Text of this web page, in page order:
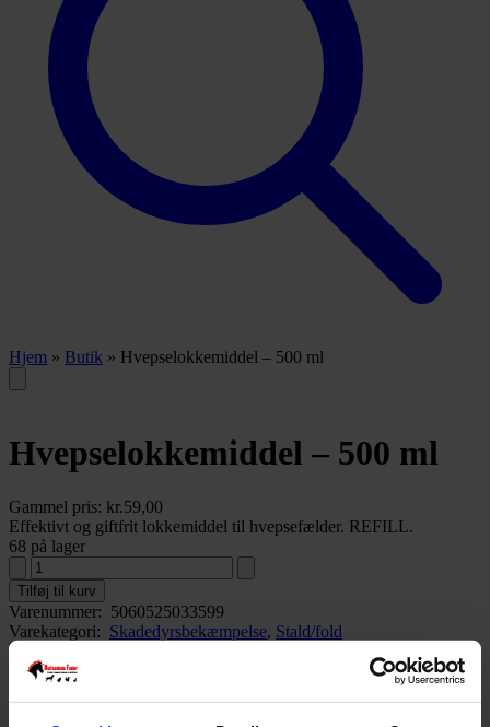
Hjem » Butik » Hvepselokkemiddel – 500 ml
Hvepselokkemiddel – 500 ml
Gammel pris: kr.59,00
Effektivt og giftfrit lokkemiddel til hvepsefælder. REFILL.
68 på lager
Tilføj til kurv
Varenummer: 5060525033599
Varekategori: Skadedyrsbekæmpelse, Stald/fold